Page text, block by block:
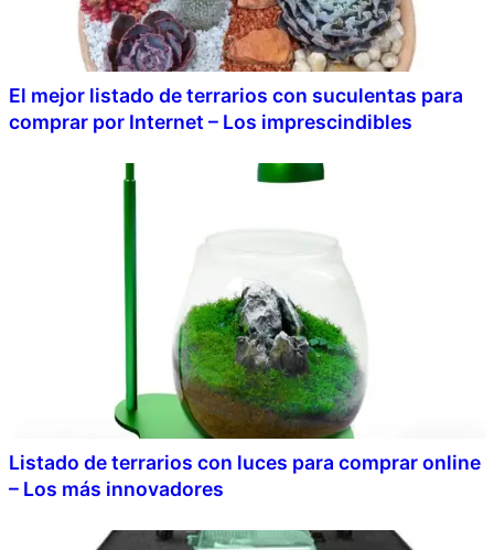
El mejor listado de terrarios con suculentas para
comprar por Internet – Los imprescindibles
Listado de terrarios con luces para comprar online
– Los más innovadores